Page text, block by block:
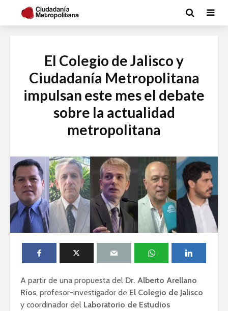
El Colegio de Jalisco y
Ciudadanía Metropolitana
impulsan este mes el debate
sobre la actualidad
metropolitana
A partir de una propuesta del Dr. Alberto Arellano
Ríos, profesor-investigador de El Colegio de Jalisco
y coordinador del Laboratorio de Estudios